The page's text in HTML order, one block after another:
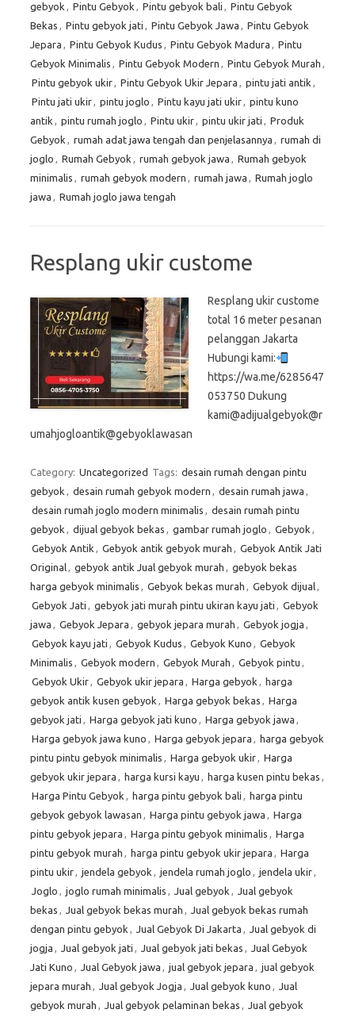
gebyok , Pintu Gebyok , Pintu gebyok bali , Pintu Gebyok
Bekas , Pintu gebyok jati , Pintu Gebyok Jawa , Pintu Gebyok
Jepara , Pintu Gebyok Kudus , Pintu Gebyok Madura , Pintu
Gebyok Minimalis , Pintu Gebyok Modern , Pintu Gebyok Murah ,
Pintu gebyok ukir, Pintu Gebyok Ukir Jepara , pintu jati antik ,
Pintu jati ukir, pintu joglo , Pintu kayu jati ukir, pintu kuno
antik , pintu rumah joglo , Pintu ukir, pintu ukir jati , Produk
Gebyok , rumah adat jawa tengah dan penjelasannya , rumah di
joglo , Rumah Gebyok , rumah gebyok jawa , Rumah gebyok
minimalis , rumah gebyok modern , rumah jawa , Rumah joglo
jawa , Rumah joglo jawa tengah
Resplang ukir custome
Resplang ukir custome
total 16 meter pesanan
pelanggan Jakarta
Hubungi kami:
https://wa.me/6285647
053750 Dukung
kami@adijualgebyok@r
umahjogloantik@gebyoklawasan
Category: Uncategorized Tags: desain rumah dengan pintu
gebyok , desain rumah gebyok modern , desain rumah jawa ,
desain rumah joglo modern minimalis , desain rumah pintu
gebyok , dijual gebyok bekas , gambar rumah joglo , Gebyok ,
Gebyok Antik , Gebyok antik gebyok murah , Gebyok Antik Jati
Original, gebyok antik Jual gebyok murah , gebyok bekas
harga gebyok minimalis , Gebyok bekas murah , Gebyok dijual,
Gebyok Jati , gebyok jati murah pintu ukiran kayu jati , Gebyok
jawa , Gebyok Jepara , gebyok jepara murah , Gebyok jogja ,
Gebyok kayu jati , Gebyok Kudus , Gebyok Kuno , Gebyok
Minimalis , Gebyok modern , Gebyok Murah , Gebyok pintu ,
Gebyok Ukir, Gebyok ukir jepara , Harga gebyok , harga
gebyok antik kusen gebyok , Harga gebyok bekas , Harga
gebyok jati , Harga gebyok jati kuno , Harga gebyok jawa ,
Harga gebyok jawa kuno , Harga gebyok jepara , harga gebyok
pintu pintu gebyok minimalis , Harga gebyok ukir, Harga
gebyok ukir jepara , harga kursi kayu , harga kusen pintu bekas ,
Harga Pintu Gebyok , harga pintu gebyok bali , harga pintu
gebyok gebyok lawasan , Harga pintu gebyok jawa , Harga
pintu gebyok jepara , Harga pintu gebyok minimalis , Harga
pintu gebyok murah , harga pintu gebyok ukir jepara , Harga
pintu ukir, jendela gebyok , jendela rumah joglo , jendela ukir,
Joglo , joglo rumah minimalis , Jual gebyok , Jual gebyok
bekas , Jual gebyok bekas murah , Jual gebyok bekas rumah
dengan pintu gebyok , Jual Gebyok Di Jakarta , Jual gebyok di
jogja , Jual gebyok jati , Jual gebyok jati bekas , Jual Gebyok
Jati Kuno , Jual Gebyok jawa , jual gebyok jepara , jual gebyok
jepara murah , Jual gebyok Jogja , Jual gebyok kuno , Jual
gebyok murah , Jual gebyok pelaminan bekas , Jual gebyok